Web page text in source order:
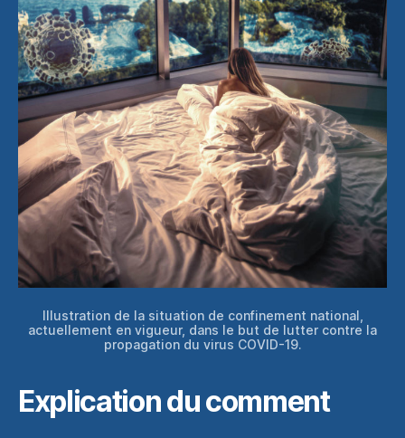
Illustration de la situation de confinement national,
actuellement en vigueur, dans le but de lutter contre la
propagation du virus COVID-19.
Explication du comment